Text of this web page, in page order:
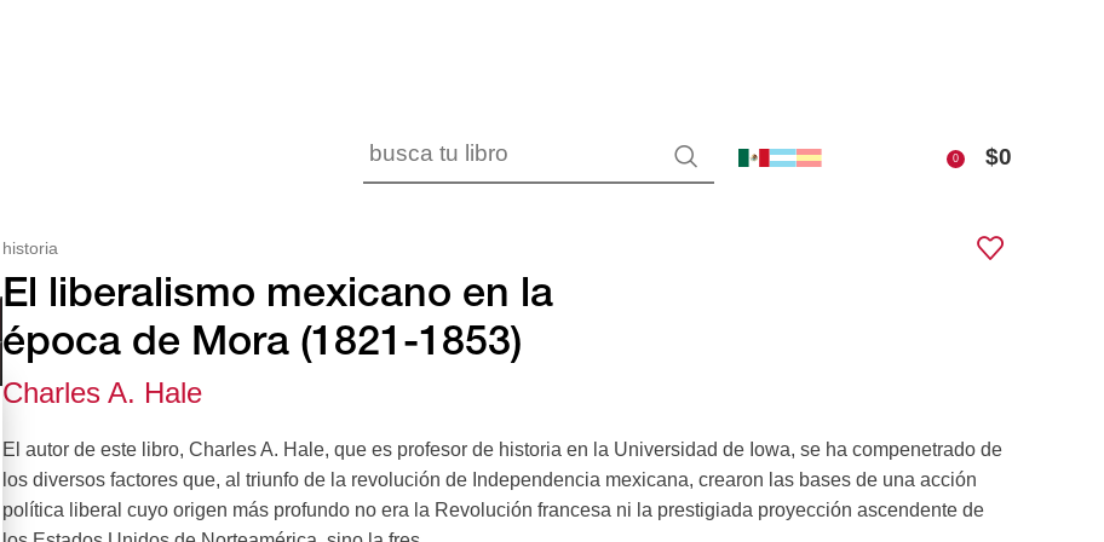
0 $0
historia
El liberalismo mexicano en la
época de Mora (1821-1853)
Charles A. Hale
El autor de este libro, Charles A. Hale, que es profesor de historia en la Universidad de Iowa, se ha compenetrado de
los diversos factores que, al triunfo de la revolución de Independencia mexicana, crearon las bases de una acción
política liberal cuyo origen más profundo no era la Revolución francesa ni la prestigiada proyección ascendente de